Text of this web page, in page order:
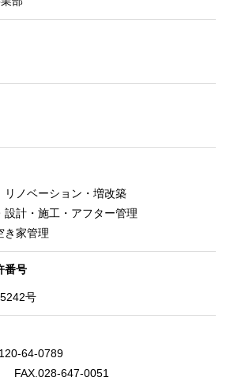
リノベーション・増改築
設計・施工・アフター管理
き家管理
番号
号
64-0789
FAX.028-647-0051